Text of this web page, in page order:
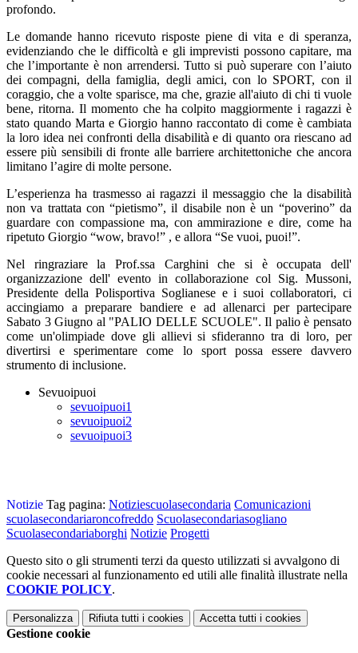
profondo.
Le domande hanno ricevuto risposte piene di vita e di speranza,
evidenziando che le difficoltà e gli imprevisti possono capitare, ma
che l’importante è non arrendersi. Tutto si può superare con l’aiuto
dei compagni, della famiglia, degli amici, con lo SPORT, con il
coraggio, che a volte sparisce, ma che, grazie all'aiuto di chi ti vuole
bene, ritorna. Il momento che ha colpito maggiormente i ragazzi è
stato quando Marta e Giorgio hanno raccontato di come è cambiata
la loro idea nei confronti della disabilità e di quanto ora riescano ad
essere più sensibili di fronte alle barriere architettoniche che ancora
limitano l’agire di molte persone.
L’esperienza ha trasmesso ai ragazzi il messaggio che la disabilità
non va trattata con “pietismo”, il disabile non è un “poverino” da
guardare con compassione ma, con ammirazione e dire, come ha
ripetuto Giorgio “wow, bravo!” , e allora “Se vuoi, puoi!”.
Nel ringraziare la Prof.ssa Carghini che si è occupata dell'
organizzazione dell' evento in collaborazione col Sig. Mussoni,
Presidente della Polisportiva Soglianese e i suoi collaboratori, ci
accingiamo a preparare bandiere e ad allenarci per partecipare
Sabato 3 Giugno al "PALIO DELLE SCUOLE". Il palio è pensato
come un'olimpiade dove gli allievi si sfideranno tra di loro, per
divertirsi e sperimentare come lo sport possa essere davvero
strumento di inclusione.
Sevuoipuoi
sevuoipuoi1
sevuoipuoi2
sevuoipuoi3
Notizie Tag pagina: Notiziescuolasecondaria Comunicazioni
scuolasecondariaroncofreddo Scuolasecondariasogliano
Scuolasecondariaborghi Notizie Progetti
Questo sito o gli strumenti terzi da questo utilizzati si avvalgono di
cookie necessari al funzionamento ed utili alle finalità illustrate nella
COOKIE POLICY.
Personalizza Rifiuta tutti i cookies Accetta tutti i cookies
Gestione cookie